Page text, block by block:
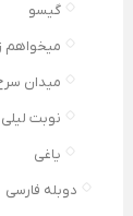
گیسو
میخواهم
میدان
نوبت لیلی
یاغی
دوبله فارسی